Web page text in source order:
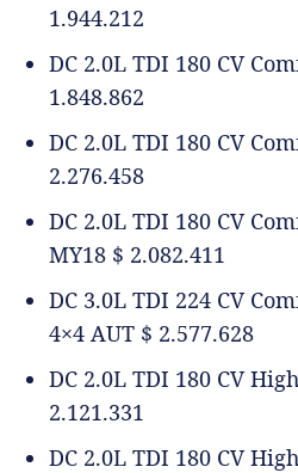
1.944.212
DC 2.0L TDI 180 CV
1.848.862
DC 2.0L TDI 180 CV
2.276.458
DC 2.0L TDI 180 CV
MY18 $ 2.082.411
DC 3.0L TDI 224 CV
4×4 AUT $ 2.577.628
DC 2.0L TDI 180 CV
2.121.331
DC 2.0L TDI 180 CV